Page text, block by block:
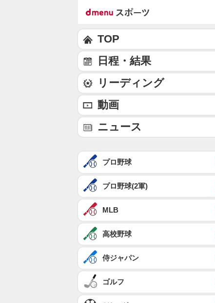
TOP
日程・結果
リーディング
動画
ニュース
プロ野球
プロ野球(2軍)
MLB
高校野球
侍ジャパン
ゴルフ